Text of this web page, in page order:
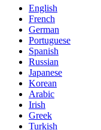
English
French
German
Portuguese
Spanish
Russian
Japanese
Korean
Arabic
Irish
Greek
Turkish